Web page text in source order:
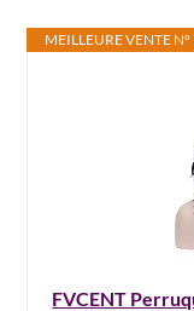
MEILLEURE VENTE N°
FVCENT